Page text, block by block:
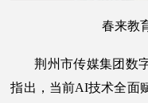
春来教
荆州市传媒集团数
指出，当前AI技术全面